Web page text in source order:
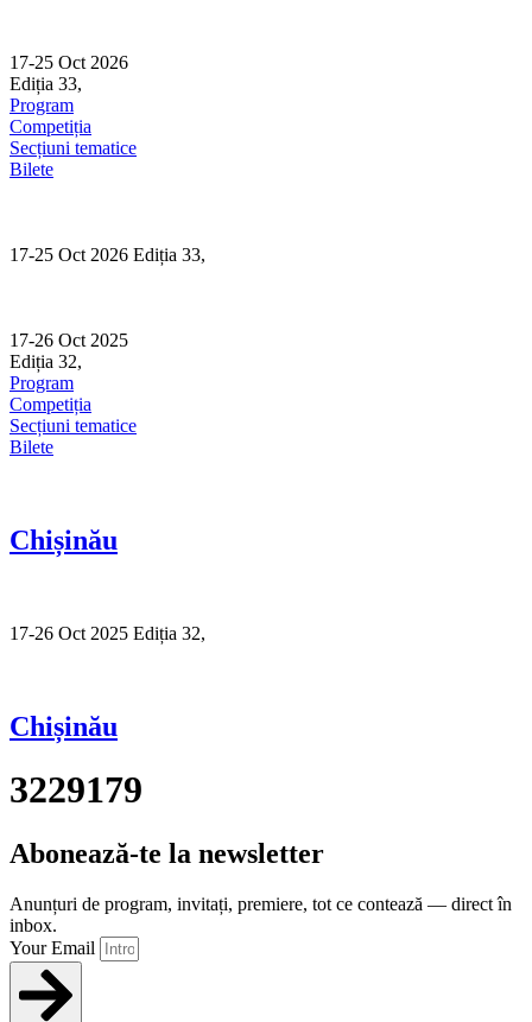
content
17-25 Oct 2026
Ediția 33,
Program
Competiția
Secțiuni tematice
Bilete
17-25 Oct 2026 Ediția 33,
17-26 Oct 2025
Ediția 32,
Program
Competiția
Secțiuni tematice
Bilete
Chișinău
17-26 Oct 2025 Ediția 32,
Chișinău
3229179
Abonează-te la newsletter
Anunțuri de program, invitați, premiere, tot ce contează — direct în
inbox.
Your Email